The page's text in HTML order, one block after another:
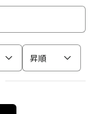
昇順